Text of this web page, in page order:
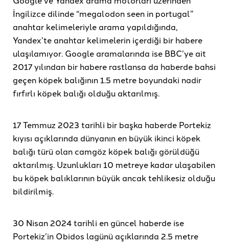
İngilizce dilinde “megalodon seen in portugal”
anahtar kelimeleriyle arama yapıldığında,
Yandex’te anahtar kelimelerin içerdiği bir habere
ulaşılamıyor. Google aramalarında ise BBC’ye ait
2017 yılından bir habere rastlansa da haberde bahsi
geçen köpek balığının 1.5 metre boyundaki nadir
fırfırlı köpek balığı olduğu aktarılmış.
17 Temmuz 2023 tarihli bir başka haberde Portekiz
kıyısı açıklarında dünyanın en büyük ikinci köpek
balığı türü olan camgöz köpek balığı görüldüğü
aktarılmış. Uzunlukları 10 metreye kadar ulaşabilen
bu köpek balıklarının büyük ancak tehlikesiz olduğu
bildirilmiş.
30 Nisan 2024 tarihli en güncel haberde ise
Portekiz’in Obidos lagünü açıklarında 2.5 metre